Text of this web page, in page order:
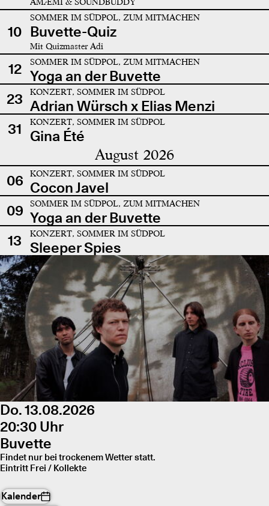
10
SOMMER IM SÜDPOL, ZUM MITMACHEN
Buvette-Quiz
Mit Quizmaster Adi
12 SOMMER IM SÜDPOL, ZUM MITMACHEN
Yoga an der Buvette
23
KONZERT, SOMMER IM SÜDPOL
Adrian Würsch x Elias Menzi
31
KONZERT, SOMMER IM SÜDPOL
Gina Été
August 2026
06 KONZERT, SOMMER IM SÜDPOL
Cocon Javel
09
SOMMER IM SÜDPOL, ZUM MITMACHEN
Yoga an der Buvette
13
KONZERT, SOMMER IM SÜDPOL
Sleeper Spies
Do. 13.08.2026
20:30 Uhr
Buvette
Findet nur bei trockenem Wetter statt.
Eintritt Frei / Kollekte
Kalender